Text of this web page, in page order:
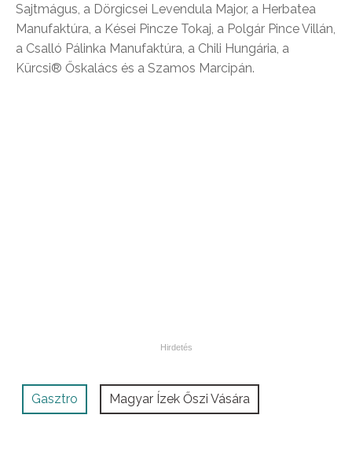
Sajtmágus, a Dörgicsei Levendula Major, a Herbatea
Manufaktúra, a Kései Pincze Tokaj, a Polgár Pince Villán,
a Csalló Pálinka Manufaktúra, a Chili Hungária, a
Kürcsi® Őskalács és a Szamos Marcipán.
Gasztro Magyar Ízek Őszi Vására